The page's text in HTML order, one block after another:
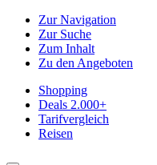
Zur Navigation
Zur Suche
Zum Inhalt
Zu den Angeboten
Shopping
Deals 2.000+
Tarifvergleich
Reisen